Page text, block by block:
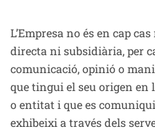
L’Empresa no és en cap
directa ni subsidiària, per
comunicació, opinió o
que tingui el seu origen en
o entitat i que es
exhibeixi a través dels